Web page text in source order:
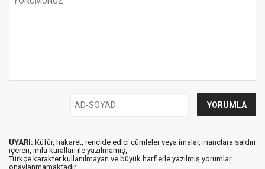
UYARI: Küfür, hakaret, rencide edici cümleler veya imalar, inançlara saldırı
içeren, imla kuralları ile yazılmamış,
Türkçe karakter kullanılmayan ve büyük harflerle yazılmış yorumlar
onaylanmamaktadır.